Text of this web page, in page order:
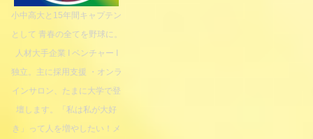
小中高大と15年間キャプテン
として 青春の全てを野球に。
人材大手企業 I ベンチャー I
独立。主に採用支援 ・オンラ
インサロン、たまに大学で登
壇します。「私は私が大好
き」って人を増やしたい！メ